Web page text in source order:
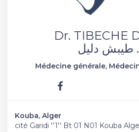
Dr. TIBECHE
طيبش دليل
Médecine générale,
Kouba, Alger
cité Garidi ''1'' Bt 01 N01 Kouba